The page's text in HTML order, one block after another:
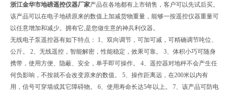
浙江金华市地磅遥控仪器厂家产品在各地都有上市销售，客户可以先试后买。
该产品可以在电子地磅原来的数值上加减货物重量，能够一按遥控仪器重量可
以任意增加和减少。拥有它,是您做生意的神兵利仪器。
无线电子泵遥控器有如下特点： 1、双向调节，可加可减，可精确调节吨位、
公斤。 2、无线遥控，智能解密，性能稳定，效果可靠。 3、体积小巧可随身
携带，使用方便、隐蔽、安全，单手即可操作。 4、遥控器对地秤不会产生任
何负影响，不按就不会改变原来的数值。 5、操作距离远，在200米以内有
用，信号可穿墙或其它障碍物。 6、使用寿命长达5年以上。 7、该产品可防电